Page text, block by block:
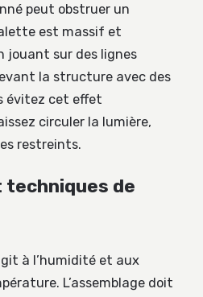
peut obstruer un
est massif et
jouant sur des lignes
la structure avec des
évitez cet effet
circuler la lumière,
restreints.
techniques de
à l’humidité et aux
L’assemblage doit